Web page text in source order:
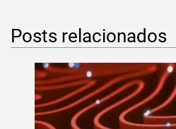
Posts relacionados